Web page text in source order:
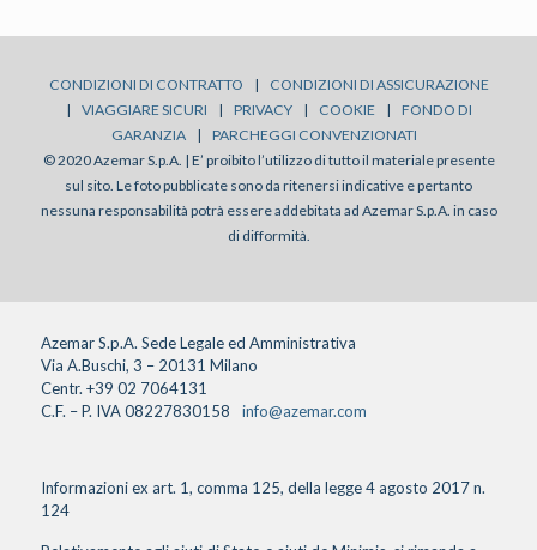
CONDIZIONI DI CONTRATTO |
CONDIZIONI DI ASSICURAZIONE
|
VIAGGIARE SICURI | PRIVACY | COOKIE |
FONDO DI
GARANZIA
|
PARCHEGGI CONVENZIONATI
© 2020 Azemar S.p.A. | E’ proibito l’utilizzo di tutto il materiale presente
sul sito. Le foto pubblicate sono da ritenersi indicative e pertanto
nessuna responsabilità potrà essere addebitata ad Azemar S.p.A. in caso
di difformità.
Azemar S.p.A. Sede Legale ed Amministrativa
Via A.Buschi, 3 – 20131 Milano
Centr. +39 02 7064131
C.F. – P. IVA 08227830158
info@azemar.com
Informazioni ex art. 1, comma 125, della legge 4 agosto 2017 n.
124